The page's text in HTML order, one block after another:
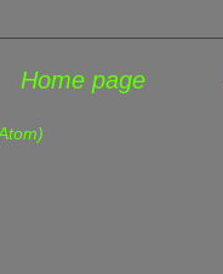
Home page